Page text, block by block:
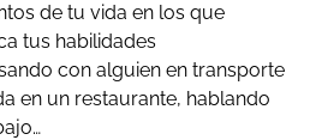
de tu vida en los que
tus habilidades
con alguien en transporte
en un restaurante, hablando